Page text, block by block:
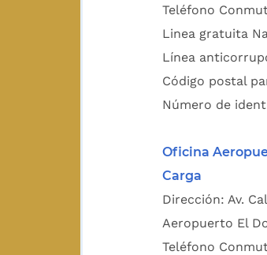
Teléfono
Linea gratuita
Línea
Código postal
Número de
Oficina
Carga
Dirección: Av.
Aeropuerto El
Teléfono